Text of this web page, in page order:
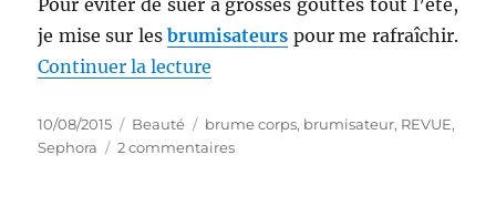
Pour éviter de suer à grosses gouttes tout l’été,
je mise sur lesbrumisateurs pour me rafraîchir.
Continuer la lecture
Publié
le
10/08/2015 Catégories
Beauté Étiquettes
brume corps, brumisateur, REVUE,
Sephora
2 commentairessur